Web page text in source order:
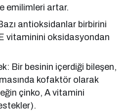
emilimleri artar.
antioksidanlar birbirini
vitaminini oksidasyondan
Bir besinin içerdiği bileşen,
kofaktör olarak
çinko, A vitamini